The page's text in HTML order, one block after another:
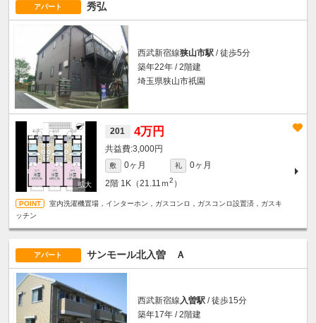
アパート 秀弘
西武新宿線狭山市駅 / 徒歩5分
築年22年 / 2階建
埼玉県狭山市祇園
201 4万円
3,000円
敷 0ヶ月 礼
0ヶ月
2階 1K（21.11ｍ2 ）
室内洗濯機置場，インターホン，ガスコンロ，ガスコンロ設置済，ガスキ
ッチン
アパート サンモール北入曽 Ａ
西武新宿線入曽駅 / 徒歩15分
築年17年 / 2階建